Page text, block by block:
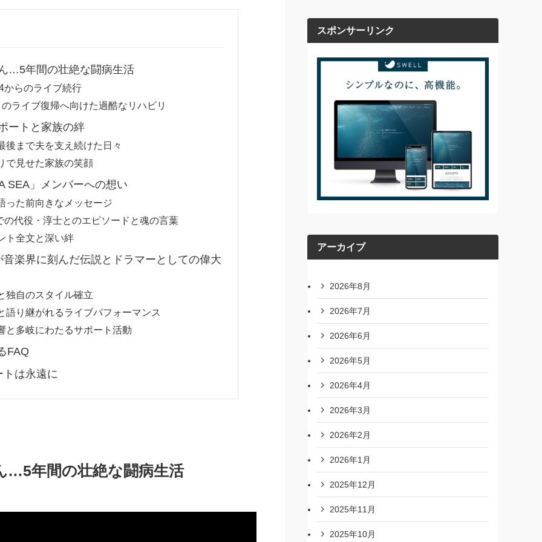
…5年間の壮絶な闘病生活
からのライブ続行
ライブ復帰へ向けた過酷なリハビリ
ートと家族の絆
後まで夫を支え続けた日々
で見せた家族の笑顔
SEA」メンバーへの想い
た前向きなメッセージ
の代役・淳士とのエピソードと魂の言葉
ト全文と深い絆
音楽界に刻んだ伝説とドラマーとしての偉大
独自のスタイル確立
語り継がれるライブパフォーマンス
と多岐にわたるサポート活動
FAQ
は永遠に
…5年間の壮絶な闘病生活
スポンサーリンク
アーカイブ
2026年8月
2026年7月
2026年6月
2026年5月
2026年4月
2026年3月
2026年2月
2026年1月
2025年12月
2025年11月
2025年10月